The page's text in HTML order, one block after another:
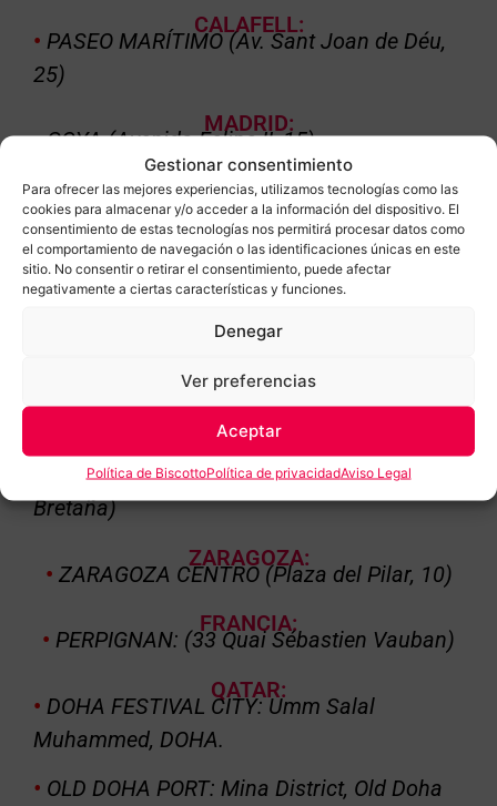
Gestionar consentimiento
Para ofrecer las mejores experiencias, utilizamos tecnologías como las
cookies para almacenar y/o acceder a la información del dispositivo. El
consentimiento de estas tecnologías nos permitirá procesar datos como
el comportamiento de navegación o las identificaciones únicas en este
sitio. No consentir o retirar el consentimiento, puede afectar
negativamente a ciertas características y funciones.
Aceptar
Denegar
Ver preferencias
Política de BiscottoPolítica de privacidadAviso Legal
CALAFELL:
• PASEO MARÍTIMO (Av. Sant Joan de Déu,
25)
MADRID:
•GOYA (Avenida Felipe II, 15)
•CUATRO CAMINOS (C. Santa Engracia)
• MONCLOA (C. Princesa, 79)
•C.C. LA VAGUADA(Av. de Monforte de
LEGANÉS:
C.C. PARQUESUR (Avda. Pablo Iglesias)
TORREJÓN DE
ARDOZ::
C.C. PARQUE CORREDOR (Av. Gran
Bretaña))
ZARAGOZA:
• ZARAGOZA CENTRO (Plaza del Pilar, 10)
FRANCIA:
• PERPIGNAN: (33 Quai Sébastien Vauban)
QATAR:
• DOHA FESTIVAL CITY: Umm Salal
Muhammed, DOHA.
• OLD DOHA PORT: Mina District, Old Doha